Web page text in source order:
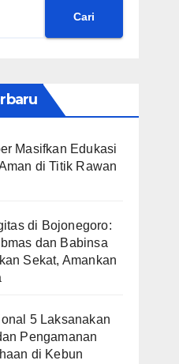
Cari
Masifkan Edukasi
di Titik Rawan
di Bojonegoro:
dan Babinsa
Sekat, Amankan
5 Laksanakan
Pengamanan
di Kebun